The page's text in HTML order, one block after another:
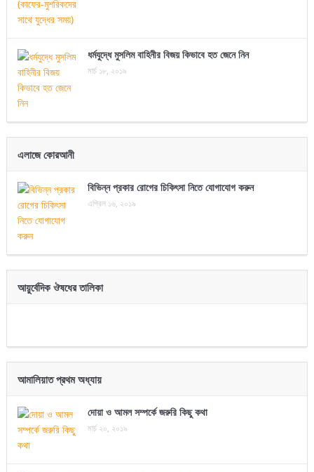
ধর্মযুদ্ধে মুসলিম বাহিনীর বিজয় কিভাবে হত জেনে নিন
মার্চ ১৮, ২০১৯
এলাজে কোরআনী
বিভিন্ন প্রকার রোগের চিকিৎসা নিতে যোগাযোগ করুন
এপ্রিল ১৬, ২০১৯
আয়ুর্বেদিক ঔষধের তালিকা
আমালিয়াত প্রথম অধ্যায়
দোয়া ও আমল সম্পর্কে জরুরি কিছু কথা
মার্চ ২০, ২০১৯